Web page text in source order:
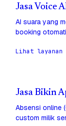
Jasa Voice
AI suara yang
booking
Lihat layanan
Jasa Bikin
Absensi online
custom milik